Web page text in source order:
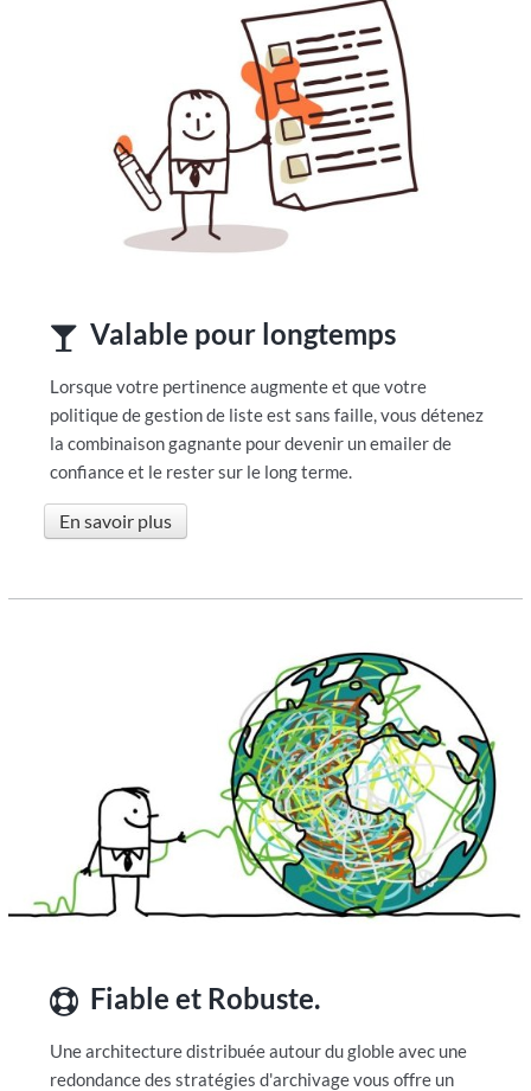
Valable pour longtemps
Lorsque votre pertinence augmente et que votre
politique de gestion de liste est sans faille, vous détenez
la combinaison gagnante pour devenir un emailer de
confiance et le rester sur le long terme.
En savoir plus
Fiable et Robuste.
Une architecture distribuée autour du globle avec une
redondance des stratégies d'archivage vous offre un